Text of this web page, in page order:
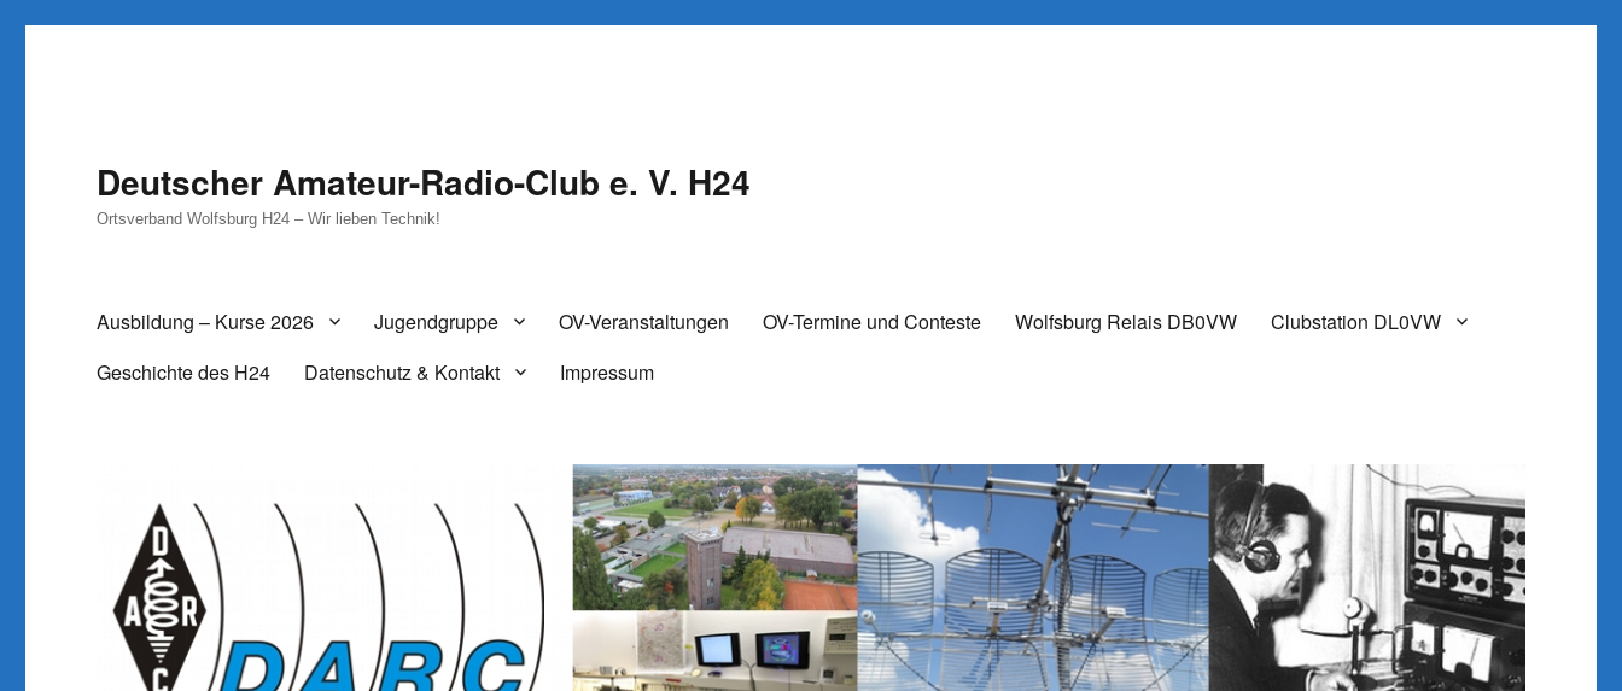
Deutscher Amateur-Radio-Club e. V. H24
Ortsverband Wolfsburg H24 – Wir lieben Technik!
Ausbildung – Kurse 2026 Jugendgruppe OV-Veranstaltungen OV-Termine und Conteste Wolfsburg Relais DB0VW
Clubstation DL0VW
Geschichte des H24
Datenschutz & Kontakt Impressum